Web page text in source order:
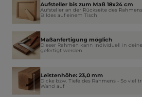
Aufsteller bis zum Maß 18x24 cm
Aufsteller an der Rückseite des
Bildes auf einem Tisch
Maßanfertigung möglich
Dieser Rahmen kann individuell in
gefertigt werden
Leistenhöhe: 23,0 mm
Dicke bzw. Tiefe des Rahmens - So viel
Wand auf